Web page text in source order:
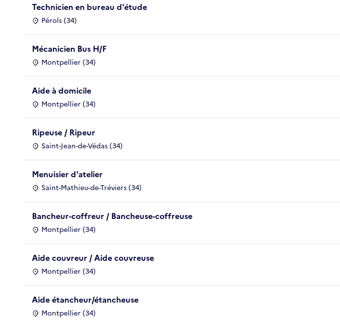
Technicien en bureau d'étude
Pérols (34)
Mécanicien Bus H/F
Montpellier (34)
Aide à domicile
Montpellier (34)
Ripeuse / Ripeur
Saint-Jean-de-Védas (34)
Menuisier d'atelier
Saint-Mathieu-de-Tréviers (34)
Bancheur-coffreur / Bancheuse-coffreuse
Montpellier (34)
Aide couvreur / Aide couvreuse
Montpellier (34)
Aide étancheur/étancheuse
Montpellier (34)